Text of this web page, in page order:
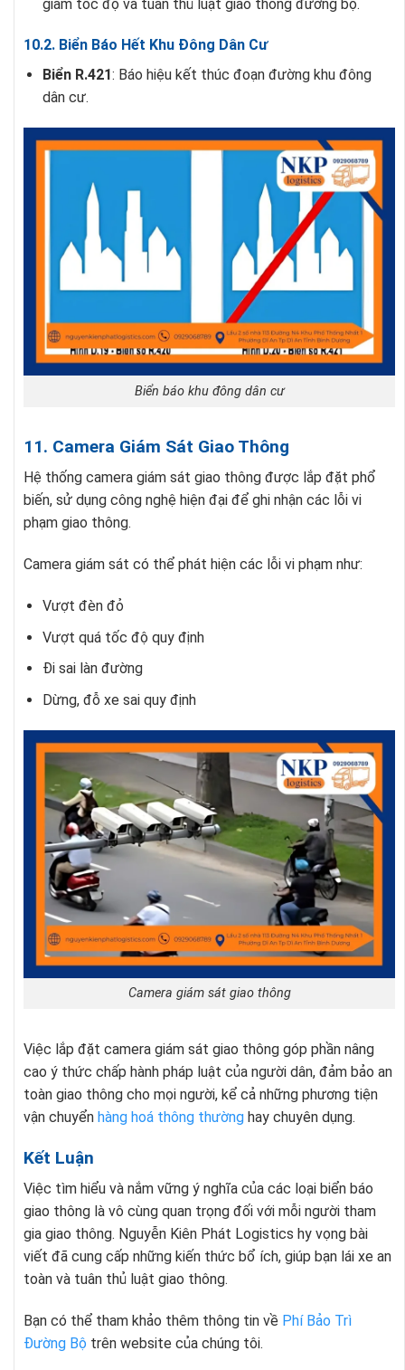
giảm tốc độ và tuân thủ luật giao thông đường bộ.
10.2. Biển Báo Hết Khu Đông Dân Cư
Biển R.421: Báo hiệu kết thúc đoạn đường khu đông
dân cư.
Biển báo khu đông dân cư
11. Camera Giám Sát Giao Thông
Hệ thống camera giám sát giao thông được lắp đặt phổ
biến, sử dụng công nghệ hiện đại để ghi nhận các lỗi vi
phạm giao thông.
Camera giám sát có thể phát hiện các lỗi vi phạm như:
Vượt đèn đỏ
Vượt quá tốc độ quy định
Đi sai làn đường
Dừng, đỗ xe sai quy định
Camera giám sát giao thông
Việc lắp đặt camera giám sát giao thông góp phần nâng
cao ý thức chấp hành pháp luật của người dân, đảm bảo an
toàn giao thông cho mọi người, kể cả những phương tiện
vận chuyển hàng hoá thông thường hay chuyên dụng.
Kết Luận
Việc tìm hiểu và nắm vững ý nghĩa của các loại biển báo
giao thông là vô cùng quan trọng đối với mỗi người tham
gia giao thông. Nguyễn Kiên Phát Logistics hy vọng bài
viết đã cung cấp những kiến thức bổ ích, giúp bạn lái xe an
toàn và tuân thủ luật giao thông.
Bạn có thể tham khảo thêm thông tin về Phí Bảo Trì
Đường Bộ trên website của chúng tôi.